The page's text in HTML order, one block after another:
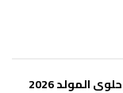
تصل إلى 2400 جنيه.. أسعار حلوى المولد 2026